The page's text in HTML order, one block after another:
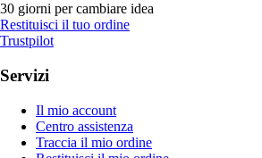
30 giorni per cambiare idea
Restituisci il tuo ordine
Trustpilot
Servizi
Il mio account
Centro assistenza
Traccia il mio ordine